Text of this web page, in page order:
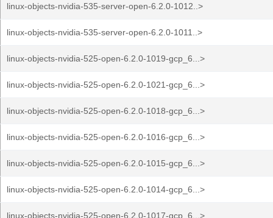
linux-objects-nvidia-535-server-open-6.2.0-1012..>
linux-objects-nvidia-535-server-open-6.2.0-1011..>
linux-objects-nvidia-525-open-6.2.0-1019-gcp_6...>
linux-objects-nvidia-525-open-6.2.0-1021-gcp_6...>
linux-objects-nvidia-525-open-6.2.0-1018-gcp_6...>
linux-objects-nvidia-525-open-6.2.0-1016-gcp_6...>
linux-objects-nvidia-525-open-6.2.0-1015-gcp_6...>
linux-objects-nvidia-525-open-6.2.0-1014-gcp_6...>
linux-objects-nvidia-525-open-6.2.0-1017-gcp_6...>